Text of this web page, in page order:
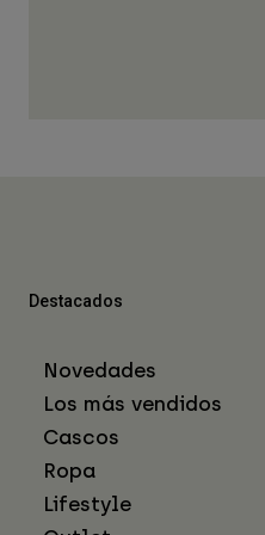
Destacados
Novedades
Los más vendidos
Cascos
Ropa
Lifestyle